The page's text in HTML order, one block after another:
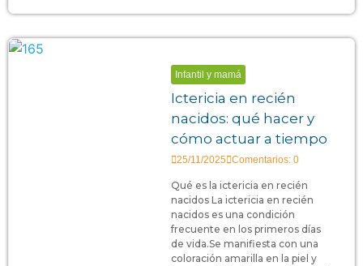
Infantil y mamá
Ictericia en recién
nacidos: qué hacer y
cómo actuar a tiempo
25/11/2025 Comentarios: 0
Qué es la ictericia en recién
nacidos La ictericia en recién
nacidos es una condición
frecuente en los primeros días
de vida.Se manifiesta con una
coloración amarilla en la piel y